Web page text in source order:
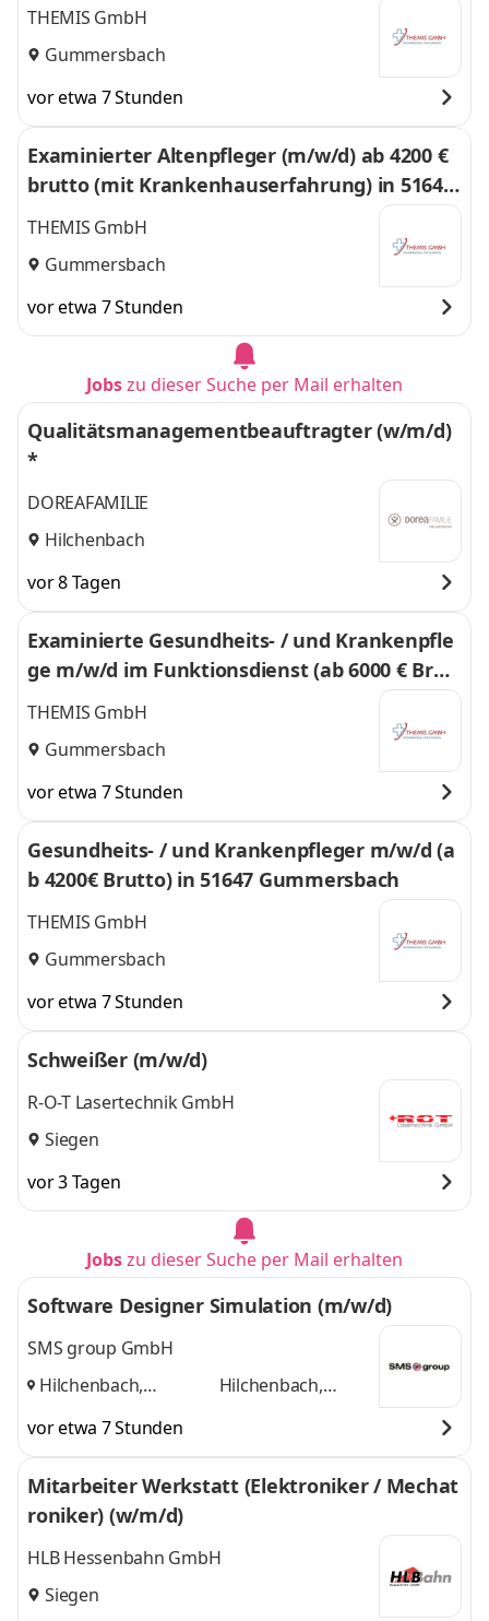
THEMIS GmbH
Gummersbach
vor etwa 7 Stunden
Examinierter Altenpfleger (m/w/d) ab 4200 €
brutto (mit Krankenhauserfahrung) in 51647
Gummersbach
THEMIS GmbH
Gummersbach
vor etwa 7 Stunden
Jobszu dieser Suche per Mail erhalten
Qualitätsmanagementbeauftragter (w/m/d)
*
DOREAFAMILIE
Hilchenbach
vor 8 Tagen
Examinierte Gesundheits- / und Krankenpfle
ge m/w/d im Funktionsdienst (ab 6000 € Brut
to) in 51647 Gummersbach
THEMIS GmbH
Gummersbach
vor etwa 7 Stunden
Gesundheits- / und Krankenpfleger m/w/d (a
b 4200€ Brutto) in 51647 Gummersbach
THEMIS GmbH
Gummersbach
vor etwa 7 Stunden
Schweißer (m/w/d)
R-O-T Lasertechnik GmbH
Siegen
vor 3 Tagen
Jobszu dieser Suche per Mail erhalten
Software Designer Simulation (m/w/d)
SMS group GmbH
Hilchenbach,
und
Hilchenbach,
vor etwa 7 Stunden
Mitarbeiter Werkstatt (Elektroniker / Mechat
roniker) (w/m/d)
HLB Hessenbahn GmbH
Siegen